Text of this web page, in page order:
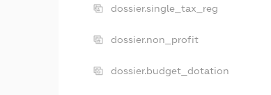
dossier.single_tax_reg
dossier.non_profit
dossier.budget_dotation